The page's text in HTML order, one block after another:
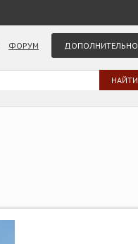
ФОРУМ ДОПОЛНИТЕЛЬНО